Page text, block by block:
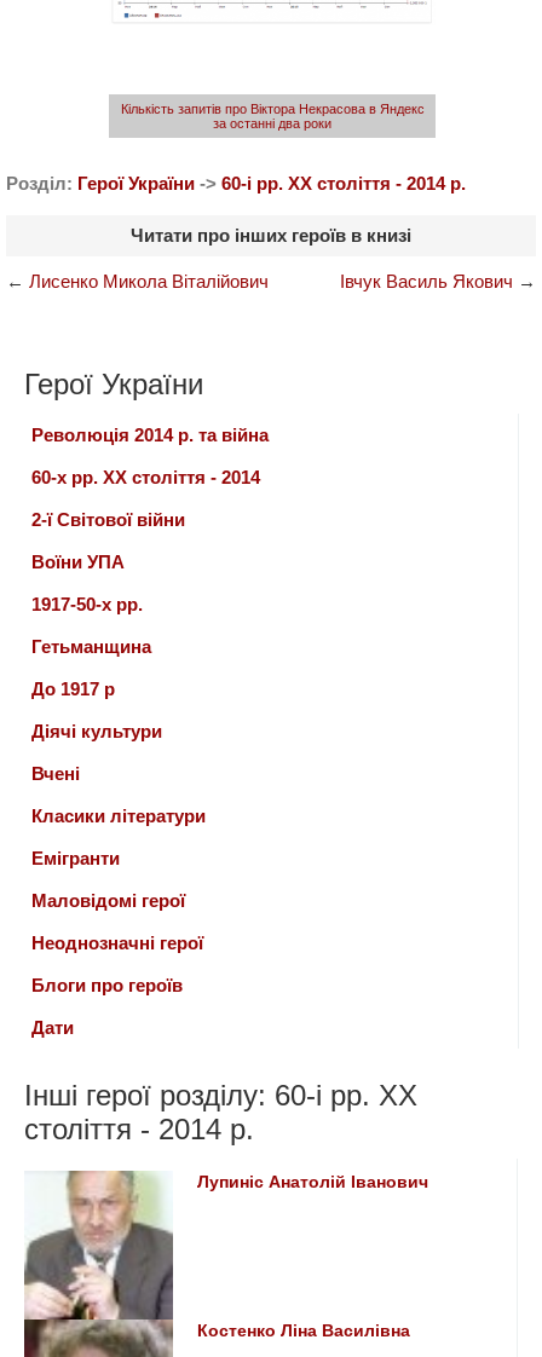
Кількість запитів про Віктора Некрасова в Яндекс
за останні два роки
Розділ: Герої України -> 60-і рр. ХХ століття - 2014 р.
Читати про інших героїв в книзі
← Лисенко Микола Віталійович Івчук Василь Якович →
Герої України
Революція 2014 р. та війна
60-х рр. ХХ століття - 2014
2-ї Світової війни
Воїни УПА
1917-50-х рр.
Гетьманщина
До 1917 р
Діячі культури
Вчені
Класики літератури
Емігранти
Маловідомі герої
Неоднозначні герої
Блоги про героїв
Дати
Інші герої розділу: 60-і рр. ХХ
століття - 2014 р.
Лупиніс Анатолій Іванович
Костенко Ліна Василівна